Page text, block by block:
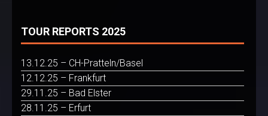
TOUR REPORTS 2025
13.12.25 – CH-Pratteln/Basel
12.12.25 – Frankfurt
29.11.25 – Bad Elster
28.11.25 – Erfurt